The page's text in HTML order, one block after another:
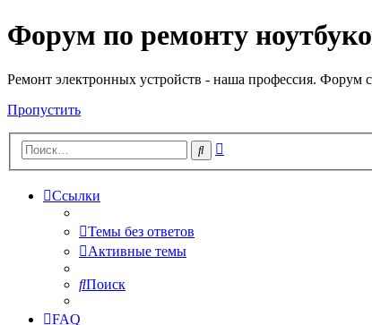
Регистрация
Форум по ремонту
Ремонт электронных устройств - наша профессия. Форум
Пропустить
Поиск
Ссылки
Темы без ответов
Активные темы
Поиск
FAQ